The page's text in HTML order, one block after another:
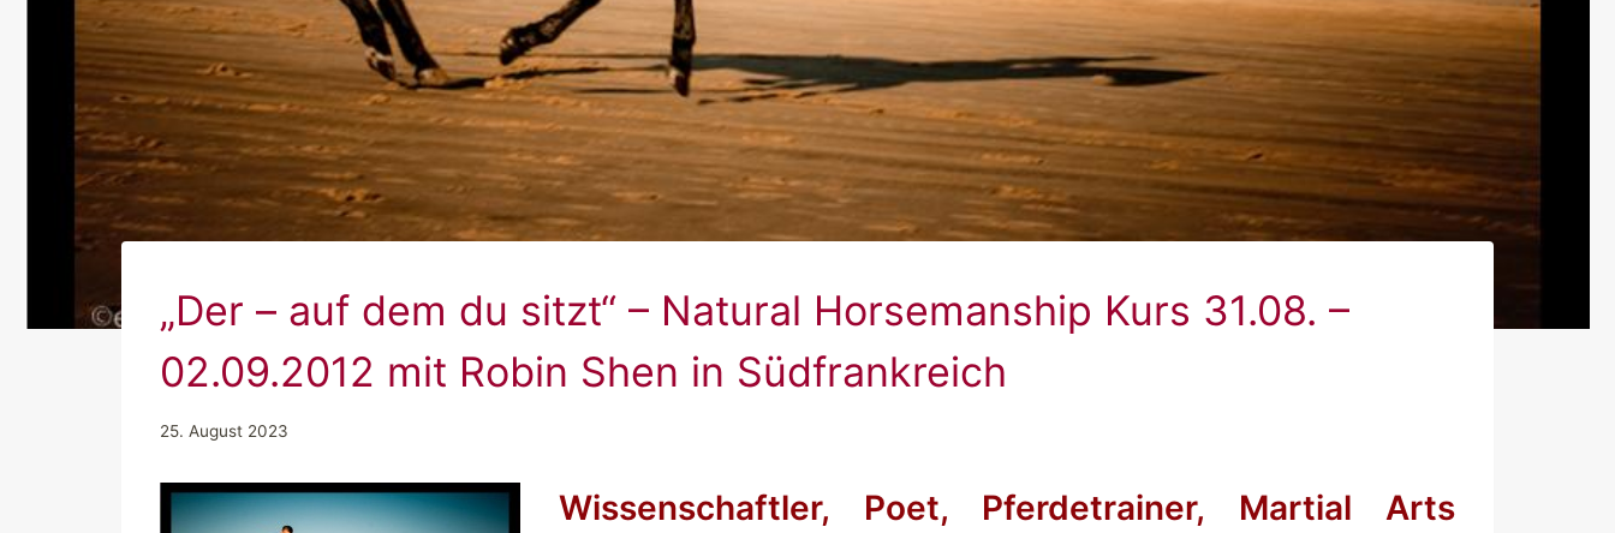
„Der – auf dem du sitzt“ – Natural Horsemanship Kurs 31.08. –
02.09.2012 mit Robin Shen in Südfrankreich
25. August 2023
Wissenschaftler, Poet, Pferdetrainer, Martial Arts